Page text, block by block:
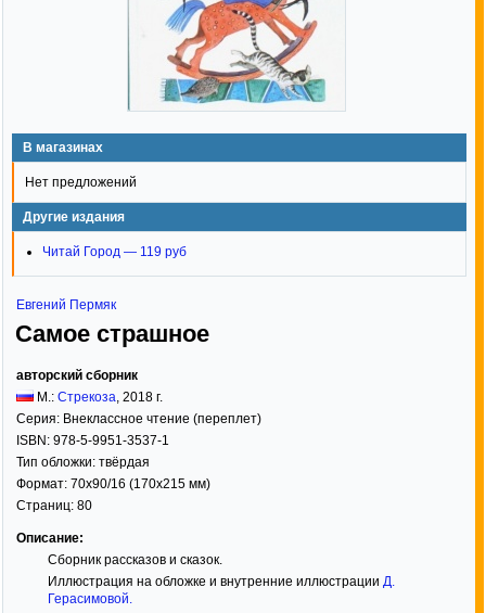
В магазинах
Нет предложений
Другие издания
Читай Город — 119 руб
Евгений Пермяк
Самое страшное
авторский сборник
М.: Стрекоза 2018 г.
Серия: Внеклассное чтение (переплет)
ISBN: 978-5-9951-3537-1
Тип обложки: твёрдая
Формат: 70x90/16 (170x215 мм)
Страниц: 80
Описание:
Сборник рассказов и сказок.
Иллюстрация на обложке и внутренние иллюстрации Д.
Герасимовой